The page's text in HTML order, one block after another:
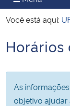
Ministério das Relações
Ministério da Economia
Ministério da
Você está aqui:
Início do
Horários
As
objetivo